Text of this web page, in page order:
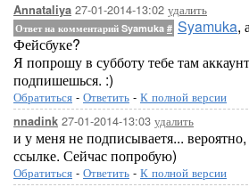
Annataliya 27-01-2014-13:02 удалить
Ответ на комментарий Syamuka # Syamuka,
Фейсбуке?
Я попрошу в субботу тебе там
подпишешься. :)
Обратиться - Ответить - К полной версии
nnadink 27-01-2014-13:03 удалить
и у меня не подписываетя...
ссылке. Сейчас попробую)
Обратиться - Ответить - К полной версии